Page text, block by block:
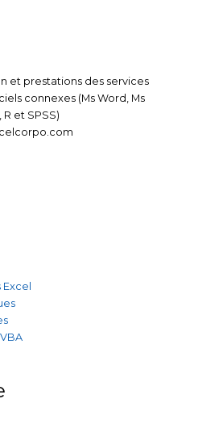
et prestations des services
connexes (Ms Word, Ms
et SPSS)